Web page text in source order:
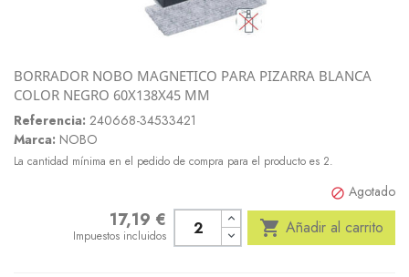
BORRADOR NOBO MAGNETICO PARA PIZARRA BLANCA
COLOR NEGRO 60X138X45 MM
Referencia: 240668-34533421
Marca: NOBO
La cantidad mínima en el pedido de compra para el producto es 2.
 Agotado
17,19 €
Impuestos incluidos  Añadir al carrito